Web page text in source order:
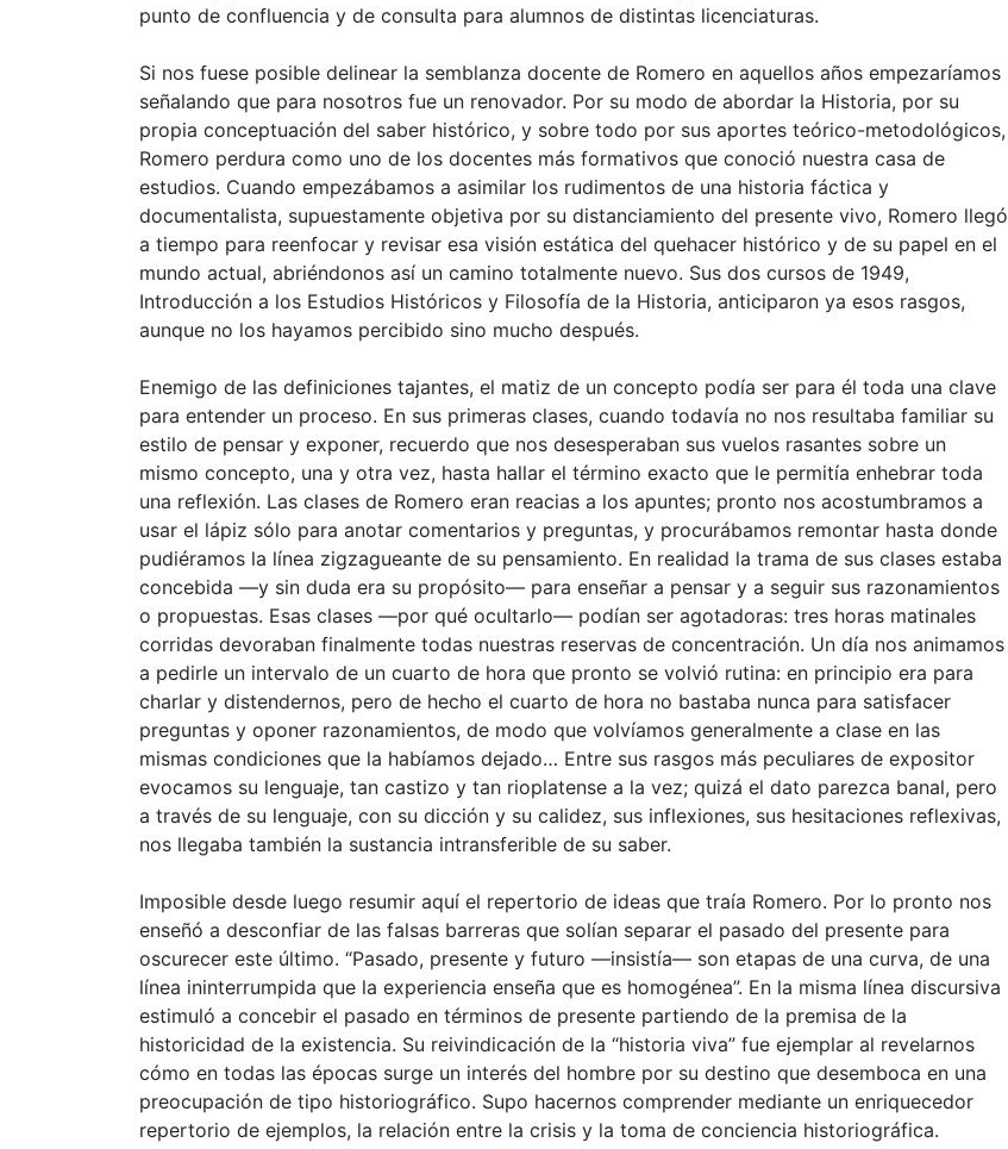
punto de confluencia y de consulta para alumnos de distintas licenciaturas.
Si nos fuese posible delinear la semblanza docente de Romero en aquellos años empezaríamos
señalando que para nosotros fue un renovador. Por su modo de abordar la Historia, por su
propia conceptuación del saber histórico, y sobre todo por sus aportes teórico-metodológicos,
Romero perdura como uno de los docentes más formativos que conoció nuestra casa de
estudios. Cuando empezábamos a asimilar los rudimentos de una historia fáctica y
documentalista, supuestamente objetiva por su distanciamiento del presente vivo, Romero llegó
a tiempo para reenfocar y revisar esa visión estática del quehacer histórico y de su papel en el
mundo actual, abriéndonos así un camino totalmente nuevo. Sus dos cursos de 1949,
Introducción a los Estudios Históricos y Filosofía de la Historia, anticiparon ya esos rasgos,
aunque no los hayamos percibido sino mucho después.
Enemigo de las definiciones tajantes, el matiz de un concepto podía ser para él toda una clave
para entender un proceso. En sus primeras clases, cuando todavía no nos resultaba familiar su
estilo de pensar y exponer, recuerdo que nos desesperaban sus vuelos rasantes sobre un
mismo concepto, una y otra vez, hasta hallar el término exacto que le permitía enhebrar toda
una reflexión. Las clases de Romero eran reacias a los apuntes; pronto nos acostumbramos a
usar el lápiz sólo para anotar comentarios y preguntas, y procurábamos remontar hasta donde
pudiéramos la línea zigzagueante de su pensamiento. En realidad la trama de sus clases estaba
concebida —y sin duda era su propósito— para enseñar a pensar y a seguir sus razonamientos
o propuestas. Esas clases —por qué ocultarlo— podían ser agotadoras: tres horas matinales
corridas devoraban finalmente todas nuestras reservas de concentración. Un día nos animamos
a pedirle un intervalo de un cuarto de hora que pronto se volvió rutina: en principio era para
charlar y distendernos, pero de hecho el cuarto de hora no bastaba nunca para satisfacer
preguntas y oponer razonamientos, de modo que volvíamos generalmente a clase en las
mismas condiciones que la habíamos dejado… Entre sus rasgos más peculiares de expositor
evocamos su lenguaje, tan castizo y tan rioplatense a la vez; quizá el dato parezca banal, pero
a través de su lenguaje, con su dicción y su calidez, sus inflexiones, sus hesitaciones reflexivas,
nos llegaba también la sustancia intransferible de su saber.
Imposible desde luego resumir aquí el repertorio de ideas que traía Romero. Por lo pronto nos
enseñó a desconfiar de las falsas barreras que solían separar el pasado del presente para
oscurecer este último. “Pasado, presente y futuro —insistía— son etapas de una curva, de una
línea ininterrumpida que la experiencia enseña que es homogénea”. En la misma línea discursiva
estimuló a concebir el pasado en términos de presente partiendo de la premisa de la
historicidad de la existencia. Su reivindicación de la “historia viva” fue ejemplar al revelarnos
cómo en todas las épocas surge un interés del hombre por su destino que desemboca en una
preocupación de tipo historiográfico. Supo hacernos comprender mediante un enriquecedor
repertorio de ejemplos, la relación entre la crisis y la toma de conciencia historiográfica.